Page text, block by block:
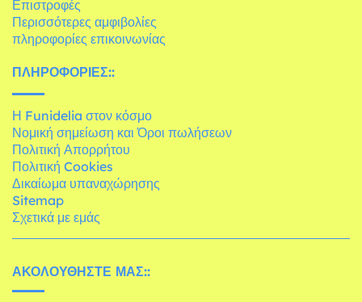
Επιστροφές
Περισσότερες αμφιβολίες
πληροφορίες επικοινωνίας
ΠΛΗΡΟΦΟΡΊΕΣ::
Η Funidelia στον κόσμο
Νομική σημείωση και Όροι πωλήσεων
Πολιτική Απορρήτου
Πολιτική Cookies
Δικαίωμα υπαναχώρησης
Sitemap
Σχετικά με εμάς
ΑΚΟΛΟΥΘΉΣΤΕ ΜΑΣ::